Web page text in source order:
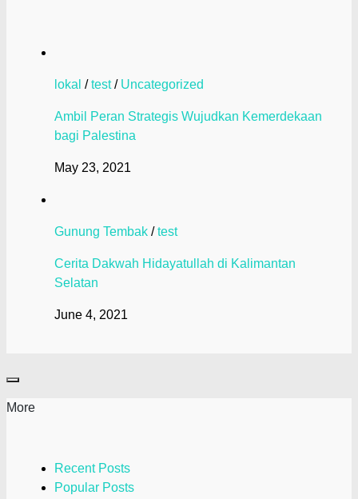
lokal /test/ Uncategorized
Ambil Peran Strategis Wujudkan Kemerdekaan
bagi Palestina
May 23, 2021
Gunung Tembak /test
Cerita Dakwah Hidayatullah di Kalimantan
Selatan
June 4, 2021
More
Recent Posts
Popular Posts